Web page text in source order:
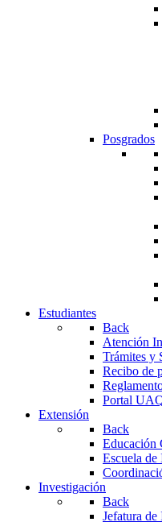
Posgrados
Estudiantes
Back
Atención
Trámites y
Recibo de
Portal
Extensión
Back
Educación
Escuela
Investigación
Back
Jefatura